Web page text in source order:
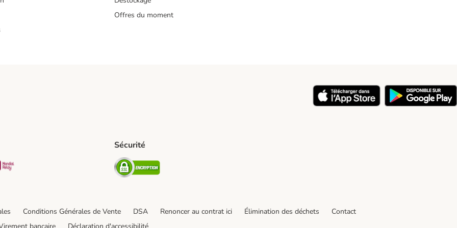
Offres du moment
Method
Shipping Method
Mondial relay Shipping Method
Sécurité
Security
Conditions Générales de Vente DSA Renoncer au contrat ici Élimination des déchets
Contact